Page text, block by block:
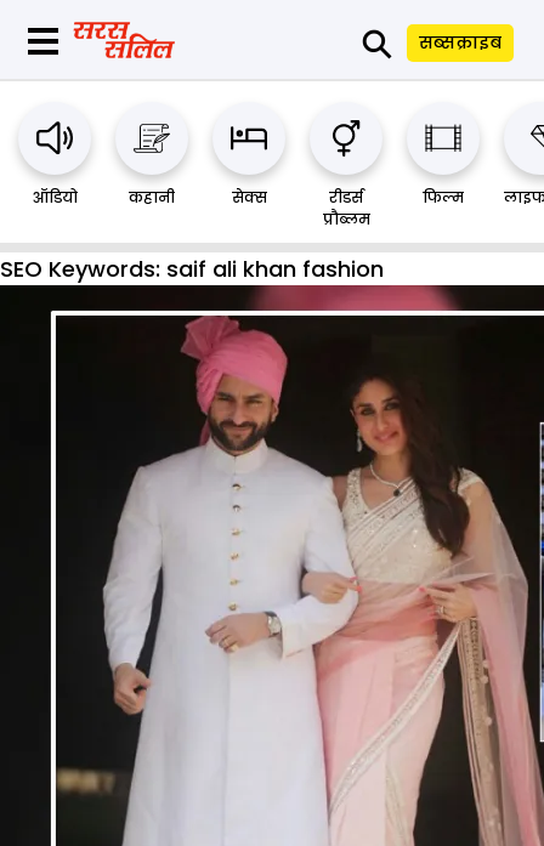
⚲ सब्सक्राइब
ऑडियो कहानी सेक्स
रीडर्स
प्रौब्लम
फिल्म
SEO Keywords: saif ali khan fashion